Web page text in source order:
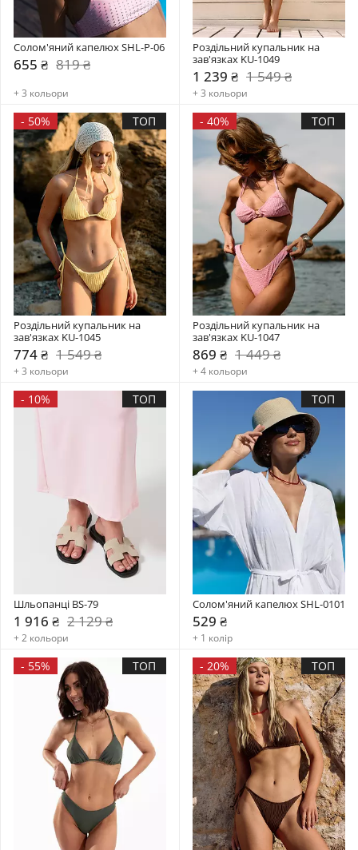
Солом'яний капелюх SHL-P-06
655 ₴ 819 ₴
+ 3 кольори
Роздільний купальник на
зав'язках KU-1049
1 239 ₴ 1 549 ₴
+ 3 кольори
- 50% ТОП
Роздільний купальник на
зав'язках KU-1045
774 ₴ 1 549 ₴
+ 3 кольори
- 40% ТОП
Роздільний купальник на
зав'язках KU-1047
869 ₴ 1 449 ₴
+ 4 кольори
- 10% ТОП
Шльопанці BS-79
1 916 ₴ 2 129 ₴
+ 2 кольори
ТОП
Солом'яний капелюх SHL-0101
529 ₴
+ 1 колір
- 55% ТОП - 20% ТОП